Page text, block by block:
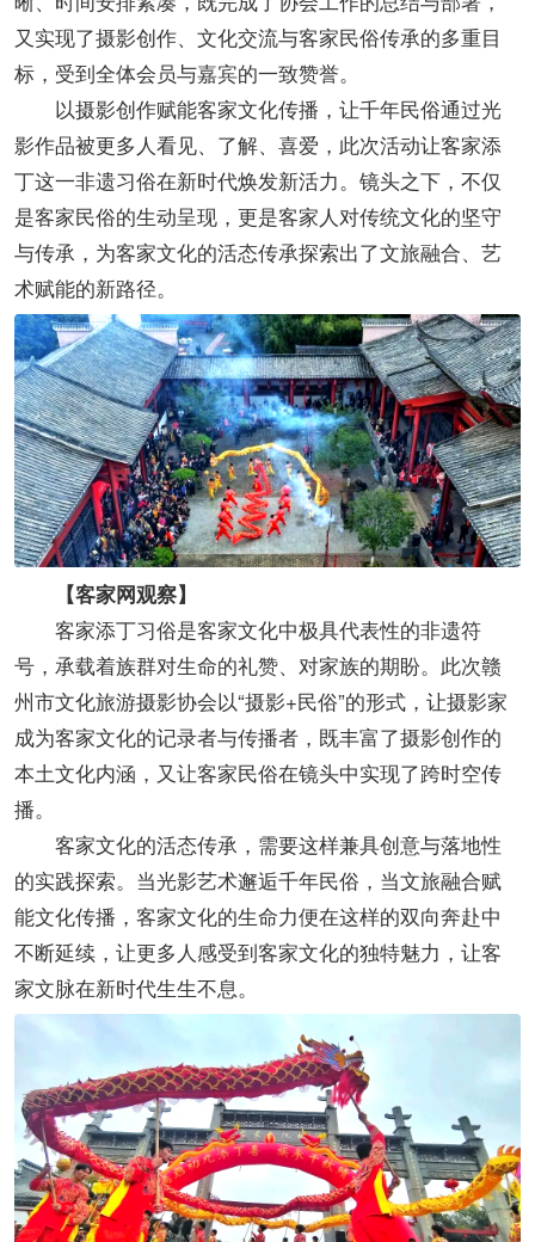
又实现了摄影创作、文化交流与客家民俗传承的多重目
标，受到全体会员与嘉宾的一致赞誉。
以摄影创作赋能客家文化传播，让千年民俗通过光
影作品被更多人看见、了解、喜爱，此次活动让客家添
丁这一非遗习俗在新时代焕发新活力。镜头之下，不仅
是客家民俗的生动呈现，更是客家人对传统文化的坚守
与传承，为客家文化的活态传承探索出了文旅融合、艺
术赋能的新路径。
【客家网观察】
客家添丁习俗是客家文化中极具代表性的非遗符
号，承载着族群对生命的礼赞、对家族的期盼。此次赣
州市文化旅游摄影协会以“摄影+民俗”的形式，让摄影家
成为客家文化的记录者与传播者，既丰富了摄影创作的
本土文化内涵，又让客家民俗在镜头中实现了跨时空传
播。
客家文化的活态传承，需要这样兼具创意与落地性
的实践探索。当光影艺术邂逅千年民俗，当文旅融合赋
能文化传播，客家文化的生命力便在这样的双向奔赴中
不断延续，让更多人感受到客家文化的独特魅力，让客
家文脉在新时代生生不息。